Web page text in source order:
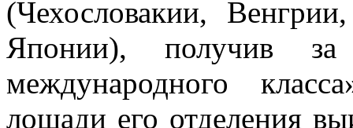
(Чехословакии,
Японии), получив
международного
лошади его отделения